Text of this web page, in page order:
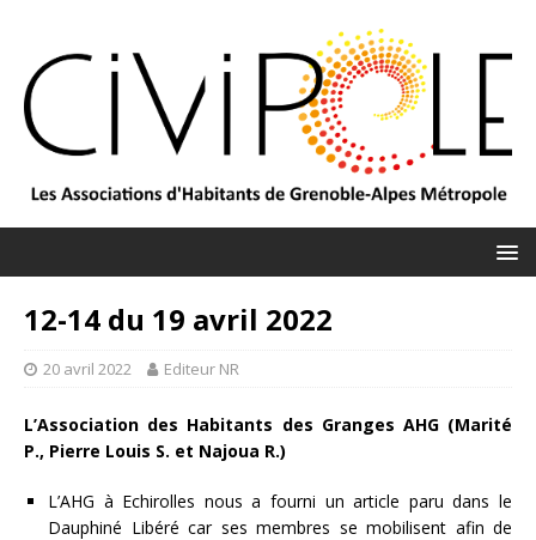
12-14 du 19 avril 2022
20 avril 2022 Editeur NR
L’Association des Habitants des Granges AHG (Marité
P., Pierre Louis S. et Najoua R.)
L’AHG à Echirolles nous a fourni un article paru dans le
Dauphiné Libéré car ses membres se mobilisent afin de